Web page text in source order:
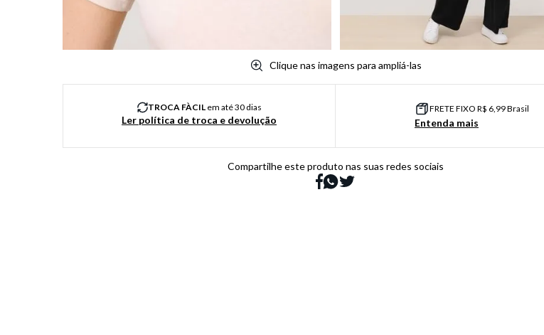
Clique nas imagens para ampliá-las
TROCA FÀCILem até 30 dias
Ler política de troca e devolução
FRETE FIXO R$ 6,99 Brasil
Entenda mais
Compartilhe este produto nas suas redes sociais